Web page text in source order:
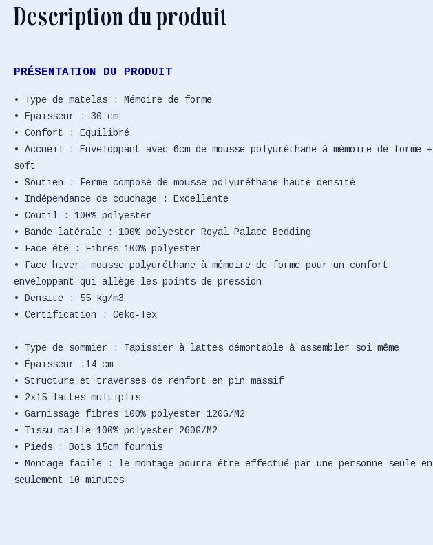
Description du produit
PRÉSENTATION DU PRODUIT
• Type de matelas : Mémoire de forme
• Epaisseur : 30 cm
• Confort : Equilibré
• Accueil : Enveloppant avec 6cm de mousse polyuréthane à mémoire de forme +
soft
• Soutien : Ferme composé de mousse polyuréthane haute densité
• Indépendance de couchage : Excellente
• Coutil : 100% polyester
• Bande latérale : 100% polyester Royal Palace Bedding
• Face été : Fibres 100% polyester
• Face hiver: mousse polyuréthane à mémoire de forme pour un confort
enveloppant qui allège les points de pression
• Densité : 55 kg/m3
• Certification : Oeko-Tex
• Type de sommier : Tapissier à lattes démontable à assembler soi même
• Épaisseur :14 cm
• Structure et traverses de renfort en pin massif
• 2x15 lattes multiplis
• Garnissage fibres 100% polyester 120G/M2
• Tissu maille 100% polyester 260G/M2
• Pieds : Bois 15cm fournis
• Montage facile : le montage pourra être effectué par une personne seule en
seulement 10 minutes